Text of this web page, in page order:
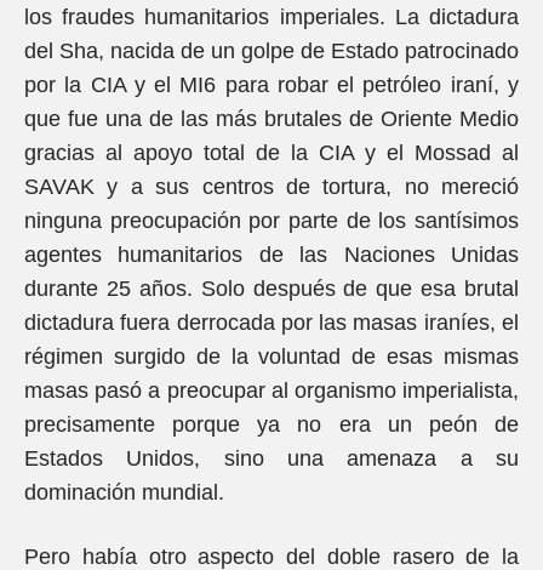
los fraudes humanitarios imperiales. La dictadura
del Sha, nacida de un golpe de Estado patrocinado
por la CIA y el MI6 para robar el petróleo iraní, y
que fue una de las más brutales de Oriente Medio
gracias al apoyo total de la CIA y el Mossad al
SAVAK y a sus centros de tortura, no mereció
ninguna preocupación por parte de los santísimos
agentes humanitarios de las Naciones Unidas
durante 25 años. Solo después de que esa brutal
dictadura fuera derrocada por las masas iraníes, el
régimen surgido de la voluntad de esas mismas
masas pasó a preocupar al organismo imperialista,
precisamente porque ya no era un peón de
Estados Unidos, sino una amenaza a su
dominación mundial.
Pero había otro aspecto del doble rasero de la